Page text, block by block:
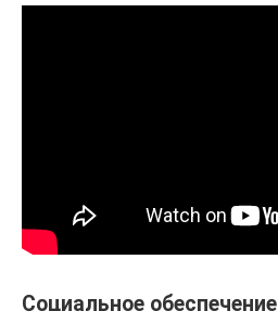
Социальное обеспечение